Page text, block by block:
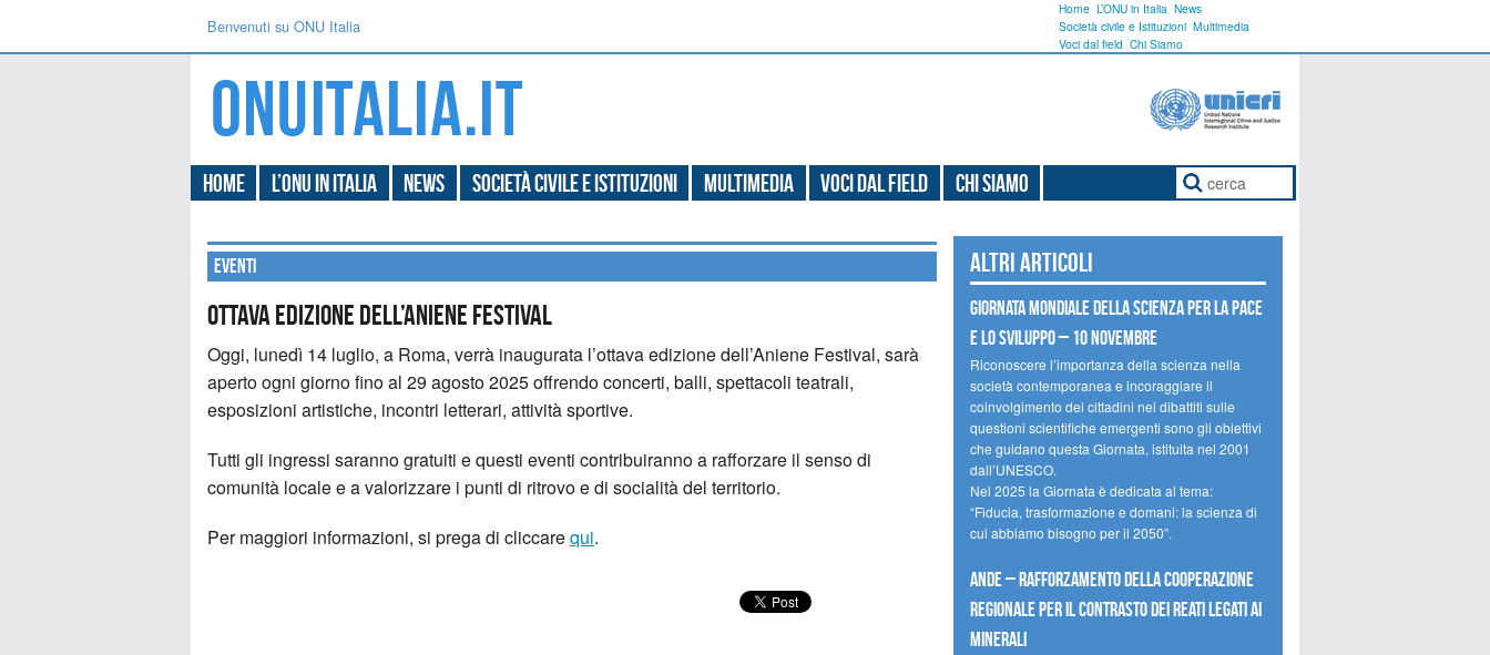
Benvenuti su ONU Italia
Home L’ONU in Italia News
Società civile e Istituzioni Multimedia
Voci dal field Chi Siamo
Home L’ONU in Italia News Società civile e Istituzioni Multimedia Voci dal field Chi Siamo
Eventi
Ottava edizione dell’Aniene Festival
Oggi, lunedì 14 luglio, a Roma, verrà inaugurata l’ottava edizione dell’Aniene Festival, sarà
aperto ogni giorno fino al 29 agosto 2025 offrendo concerti, balli, spettacoli teatrali,
esposizioni artistiche, incontri letterari, attività sportive.
Tutti gli ingressi saranno gratuiti e questi eventi contribuiranno a rafforzare il senso di
comunità locale e a valorizzare i punti di ritrovo e di socialità del territorio.
Per maggiori informazioni, si prega di cliccarequi.
Altri articoli
Giornata mondiale della scienza per la pace
e lo sviluppo – 10 novembre
Riconoscere l’importanza della scienza nella
società contemporanea e incoraggiare il
coinvolgimento dei cittadini nei dibattiti sulle
questioni scientifiche emergenti sono gli obiettivi
che guidano questa Giornata, istituita nel 2001
dall’UNESCO.
Nel 2025 la Giornata è dedicata al tema:
“Fiducia, trasformazione e domani: la scienza di
cui abbiamo bisogno per il 2050”.
Ande – Rafforzamento della cooperazione
regionale per il contrasto dei reati legati ai
minerali